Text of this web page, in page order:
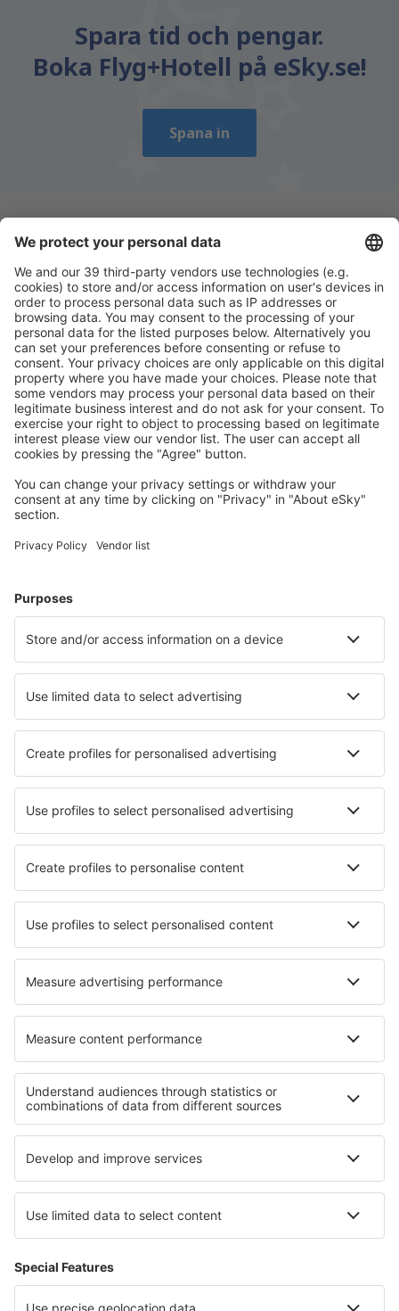
Spara tid och pengar.
Boka Flyg+Hotell på eSky.se!
Spana in
Ladda ner vår appför att enkelt planera
dina resor
Planera din resa
Billiga flyg
Weekendresor
Flyg+Hotell
Hotell
Transfer
Sevärdheter
Sportevenemang
Läs mer
Mobilapp
Flygbolag
SAS
Ryanair
Lufthansa
Norwegian
WizzAir
Om eSky
Köpvillkor
Mina bokningar
Integritetspolicy
Support och kontakt
Integritet
Länder